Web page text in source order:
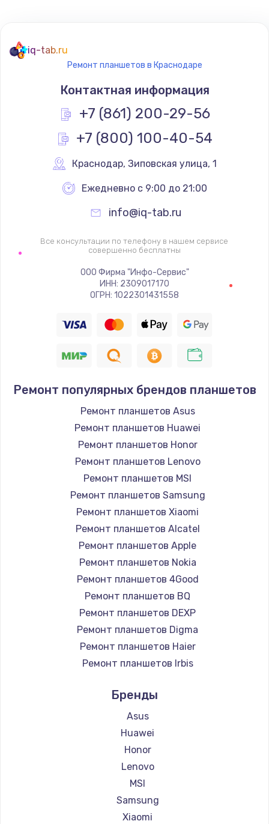
iq-tab.ru
Ремонт планшетов в Краснодаре
Контактная информация
+7 (861) 200-29-56
+7 (800) 100-40-54
Краснодар, Зиповская улица, 1
Ежедневно с 9:00 до 21:00
info@iq-tab.ru
Все консультации по телефону в нашем сервисе
совершенно бесплатны
ООО Фирма "Инфо-Сервис"
ИНН: 2309017170
ОГРН: 1022301431558
Ремонт популярных брендов планшетов
Ремонт планшетов Asus
Ремонт планшетов Huawei
Ремонт планшетов Honor
Ремонт планшетов Lenovo
Ремонт планшетов MSI
Ремонт планшетов Samsung
Ремонт планшетов Xiaomi
Ремонт планшетов Alcatel
Ремонт планшетов Apple
Ремонт планшетов Nokia
Ремонт планшетов 4Good
Ремонт планшетов BQ
Ремонт планшетов DEXP
Ремонт планшетов Digma
Ремонт планшетов Haier
Ремонт планшетов Irbis
Ремонт планшетов Microsoft
Ремонт планшетов BlackView
Ремонт планшетов Amazon
Ремонт планшетов Aquarius
Ремонт планшетов Philips
Ремонт планшетов Dell
Ремонт планшетов HP
Ремонт планшетов Getac
Бренды
Asus
Huawei
Honor
Lenovo
MSI
Samsung
Xiaomi